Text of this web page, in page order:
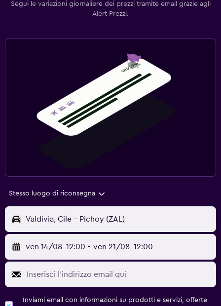
Segui le variazioni giornaliere dei prezzi tramite email grazie agli
Alert Prezzi.
Stesso luogo di riconsegna
Valdivia, Cile - Pichoy (ZAL)
ven 14/08 12:00 - ven 21/08 12:00
Inviami email con informazioni su prodotti e servizi, offerte